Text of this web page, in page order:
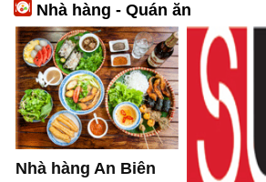
Nhà hàng - Quán ăn
Nhà hàng An Biên